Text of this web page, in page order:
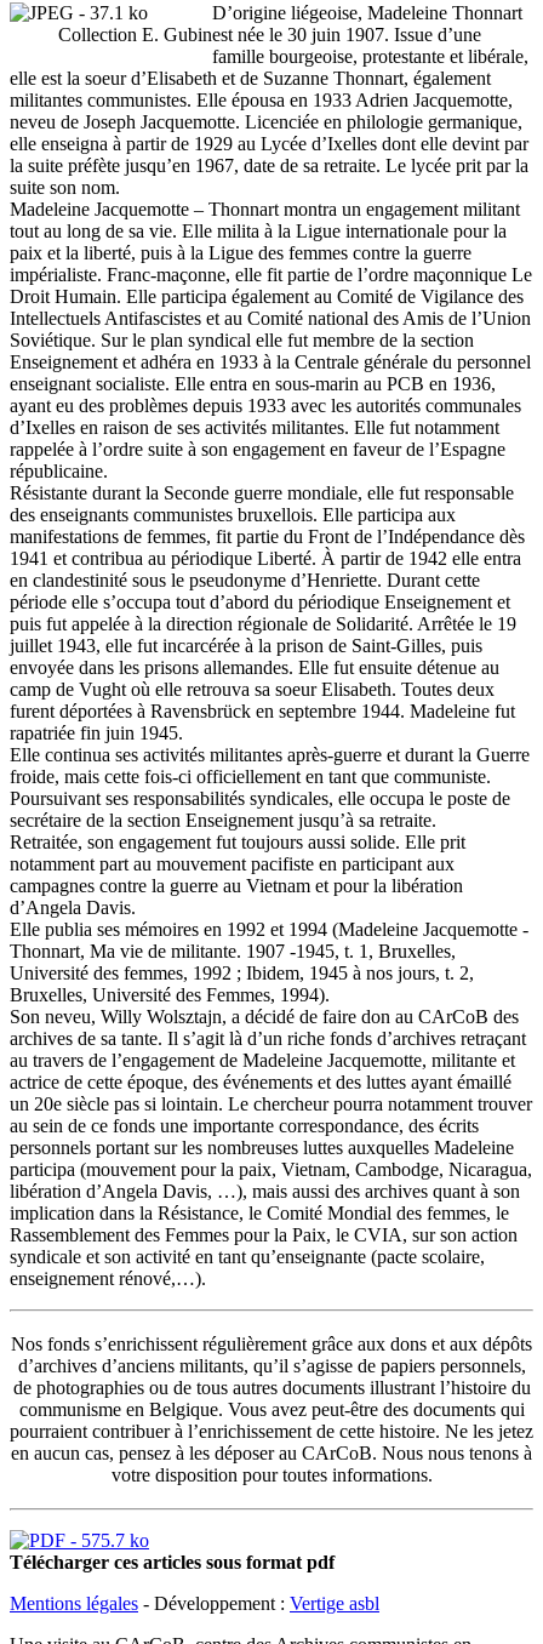
Collection E. Gubin
D’origine liégeoise, Madeleine Thonnart
est née le 30 juin 1907. Issue d’une
famille bourgeoise, protestante et libérale,
elle est la soeur d’Elisabeth et de Suzanne Thonnart, également
militantes communistes. Elle épousa en 1933 Adrien Jacquemotte,
neveu de Joseph Jacquemotte. Licenciée en philologie germanique,
elle enseigna à partir de 1929 au Lycée d’Ixelles dont elle devint par
la suite préfète jusqu’en 1967, date de sa retraite. Le lycée prit par la
suite son nom.
Madeleine Jacquemotte – Thonnart montra un engagement militant
tout au long de sa vie. Elle milita à la Ligue internationale pour la
paix et la liberté, puis à la Ligue des femmes contre la guerre
impérialiste. Franc-maçonne, elle fit partie de l’ordre maçonnique Le
Droit Humain. Elle participa également au Comité de Vigilance des
Intellectuels Antifascistes et au Comité national des Amis de l’Union
Soviétique. Sur le plan syndical elle fut membre de la section
Enseignement et adhéra en 1933 à la Centrale générale du personnel
enseignant socialiste. Elle entra en sous-marin au PCB en 1936,
ayant eu des problèmes depuis 1933 avec les autorités communales
d’Ixelles en raison de ses activités militantes. Elle fut notamment
rappelée à l’ordre suite à son engagement en faveur de l’Espagne
républicaine.
Résistante durant la Seconde guerre mondiale, elle fut responsable
des enseignants communistes bruxellois. Elle participa aux
manifestations de femmes, fit partie du Front de l’Indépendance dès
1941 et contribua au périodique Liberté. À partir de 1942 elle entra
en clandestinité sous le pseudonyme d’Henriette. Durant cette
période elle s’occupa tout d’abord du périodique Enseignement et
puis fut appelée à la direction régionale de Solidarité. Arrêtée le 19
juillet 1943, elle fut incarcérée à la prison de Saint-Gilles, puis
envoyée dans les prisons allemandes. Elle fut ensuite détenue au
camp de Vught où elle retrouva sa soeur Elisabeth. Toutes deux
furent déportées à Ravensbrück en septembre 1944. Madeleine fut
rapatriée fin juin 1945.
Elle continua ses activités militantes après-guerre et durant la Guerre
froide, mais cette fois-ci officiellement en tant que communiste.
Poursuivant ses responsabilités syndicales, elle occupa le poste de
secrétaire de la section Enseignement jusqu’à sa retraite.
Retraitée, son engagement fut toujours aussi solide. Elle prit
notamment part au mouvement pacifiste en participant aux
campagnes contre la guerre au Vietnam et pour la libération
d’Angela Davis.
Elle publia ses mémoires en 1992 et 1994 (Madeleine Jacquemotte -
Thonnart, Ma vie de militante. 1907 -1945, t. 1, Bruxelles,
Université des femmes, 1992 ; Ibidem, 1945 à nos jours, t. 2,
Bruxelles, Université des Femmes, 1994).
Son neveu, Willy Wolsztajn, a décidé de faire don au CArCoB des
archives de sa tante. Il s’agit là d’un riche fonds d’archives retraçant
au travers de l’engagement de Madeleine Jacquemotte, militante et
actrice de cette époque, des événements et des luttes ayant émaillé
un 20e siècle pas si lointain. Le chercheur pourra notamment trouver
au sein de ce fonds une importante correspondance, des écrits
personnels portant sur les nombreuses luttes auxquelles Madeleine
participa (mouvement pour la paix, Vietnam, Cambodge, Nicaragua,
libération d’Angela Davis, …), mais aussi des archives quant à son
implication dans la Résistance, le Comité Mondial des femmes, le
Rassemblement des Femmes pour la Paix, le CVIA, sur son action
syndicale et son activité en tant qu’enseignante (pacte scolaire,
enseignement rénové,…).
Nos fonds s’enrichissent régulièrement grâce aux dons et aux dépôts
d’archives d’anciens militants, qu’il s’agisse de papiers personnels,
de photographies ou de tous autres documents illustrant l’histoire du
communisme en Belgique. Vous avez peut-être des documents qui
pourraient contribuer à l’enrichissement de cette histoire. Ne les jetez
en aucun cas, pensez à les déposer au CArCoB. Nous nous tenons à
votre disposition pour toutes informations.
Télécharger ces articles sous format pdf
Mentions légales - Développement : Vertige asbl